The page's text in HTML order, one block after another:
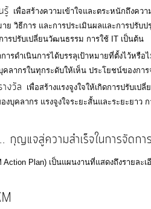
รู้ เพื่อสร้างความเข้าใจและตระหนักถึงค
ย วิธีการ และการประเมินผลและการปรับ
ารปรับเปลี่ยนวัฒนธรรม การใช้ IT เป็นต้น
การดำเนินการได้บรรลุเป้าหมายที่ตั้งไว้ห
คลากรในทุกระดับให้เห็น ประโยชน์ของกา
งวัล
เพื่อสร้างแรงจูงใจให้เกิดการปรับเ
บุคลากร แรงจูงใจระยะสั้นและระยะยา
กุญแจสู่ความสำเร็จในการจัดกา
Plan) เป็นแผนงานที่แสดงถึงรายละเ